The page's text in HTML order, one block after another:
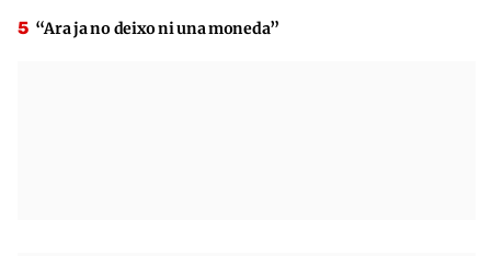
“Ara ja no deixo ni una moneda”